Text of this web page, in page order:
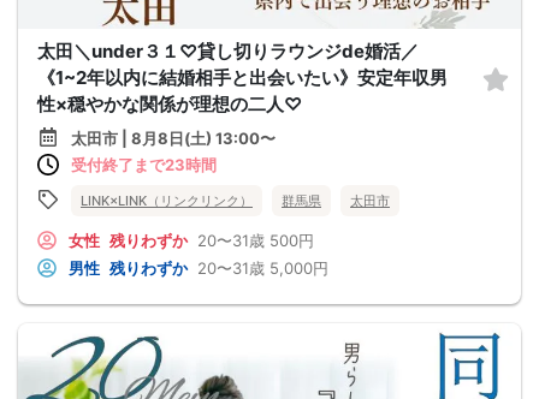
太田＼under３１♡貸し切りラウンジde婚活／
《1~2年以内に結婚相手と出会いたい》安定年収男
性×穏やかな関係が理想の二人♡
太田市 | 8月8日(土) 13:00〜
受付終了まで23時間
LINK×LINK（リンクリンク） 群馬県 太田市
女性 残りわずか 20〜31歳 500円
男性 残りわずか 20〜31歳 5,000円